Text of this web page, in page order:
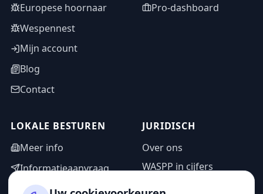
Europese hoornaar
Wespennest
Mijn account
Blog
Contact
Pro-dashboard
LOKALE BESTUREN
Meer info
Informatieaanvraag
Adminzone
JURIDISCH
Over ons
WASPP in cijfers